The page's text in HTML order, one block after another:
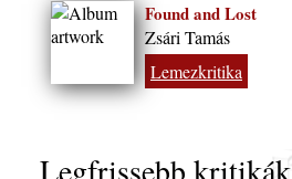
Found and Lost
Zsári Tamás
Lemezkritika
Legfrissebb kritikák